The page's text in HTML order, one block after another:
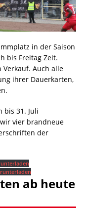
in der Saison
bis Freitag Zeit.
Verkauf. Auch alle
ihrer Dauerkarten,
bis 31. Juli
vier brandneue
der
ab heute